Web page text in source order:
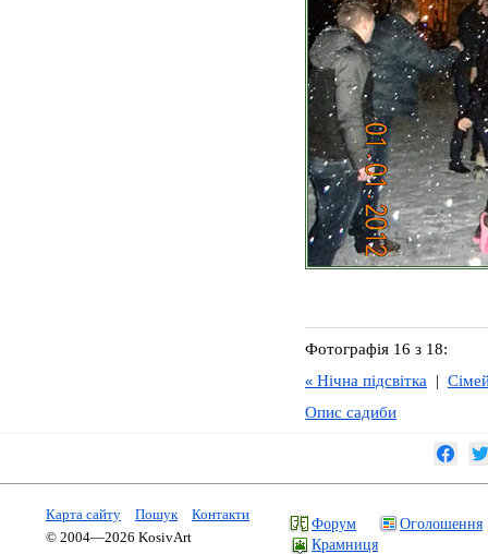
Фотографія 16 з 18:
« Нічна підсвітка |
Опис садиби
Карта сайту Пошук
Контакти
© 2004—2026 KosivArt
Форум
Оголошення
Крамниця